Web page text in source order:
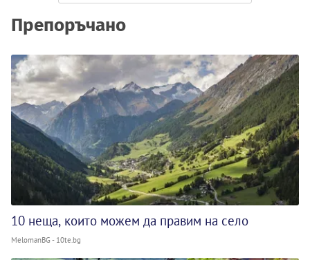
Препоръчано
10 неща, които можем да правим на село
MelomanBG - 10te.bg